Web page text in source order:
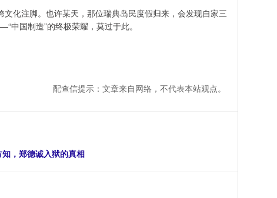
化注脚。也许某天，那位瑞典岛民度假归来，会发现自家三
中国制造”的终极荣耀，莫过于此。
配查信提示：文章来自网络，不代表本站观点。
，郑德诚入狱的真相